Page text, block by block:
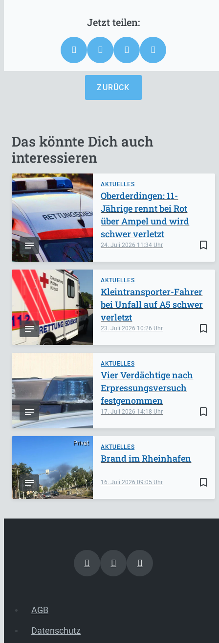
ZURÜCK
Das könnte Dich auch
interessieren
AKTUELLES
bookmark_border
24. Juli 2026 11:34
Oberderdingen: 11-
Jährige rennt bei Rot
über Ampel und wird
schwer verletzt
AKTUELLES
bookmark_border
23. Juli 2026 10:26
Kleintransporter-Fahrer
bei Unfall auf A5 schwer
verletzt
AKTUELLES
bookmark_border
17. Juli 2026 14:18
Vier Verdächtige nach
Erpressungsversuch
festgenommen
Privat
AKTUELLES
bookmark_border
16. Juli 202609:05
Brand im Rheinhafen
AGB
Datenschutz